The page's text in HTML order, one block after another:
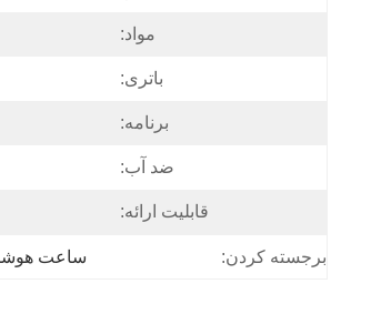
مواد:
باتری:
برنامه:
ضد آب:
قابلیت ارائه:
برجسته کردن: ساعت هوشمند 1.39